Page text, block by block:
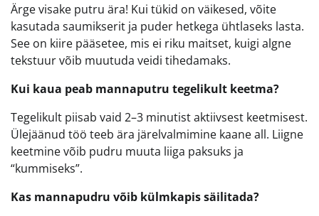
Ärge visake putru ära! Kui tükid on väikesed, võite
kasutada saumikserit ja puder hetkega ühtlaseks lasta.
See on kiire pääsetee, mis ei riku maitset, kuigi algne
tekstuur võib muutuda veidi tihedamaks.
Kui kaua peab mannaputru tegelikult keetma?
Tegelikult piisab vaid 2–3 minutist aktiivsest keetmisest.
Ülejäänud töö teeb ära järelvalmimine kaane all. Liigne
keetmine võib pudru muuta liiga paksuks ja
“kummiseks”.
Kas mannapudru võib külmkapis säilitada?